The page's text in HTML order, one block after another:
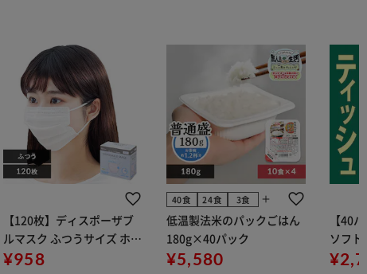
【120枚】ディスポーザブ
ルマスク ふつうサイズ ホワ
イト 大容量 DISPOSABLE
¥958
40食 24食 3食 add
低温製法米のパックごはん
180g×40パック
¥5,580
【40
ソフ
組) 5